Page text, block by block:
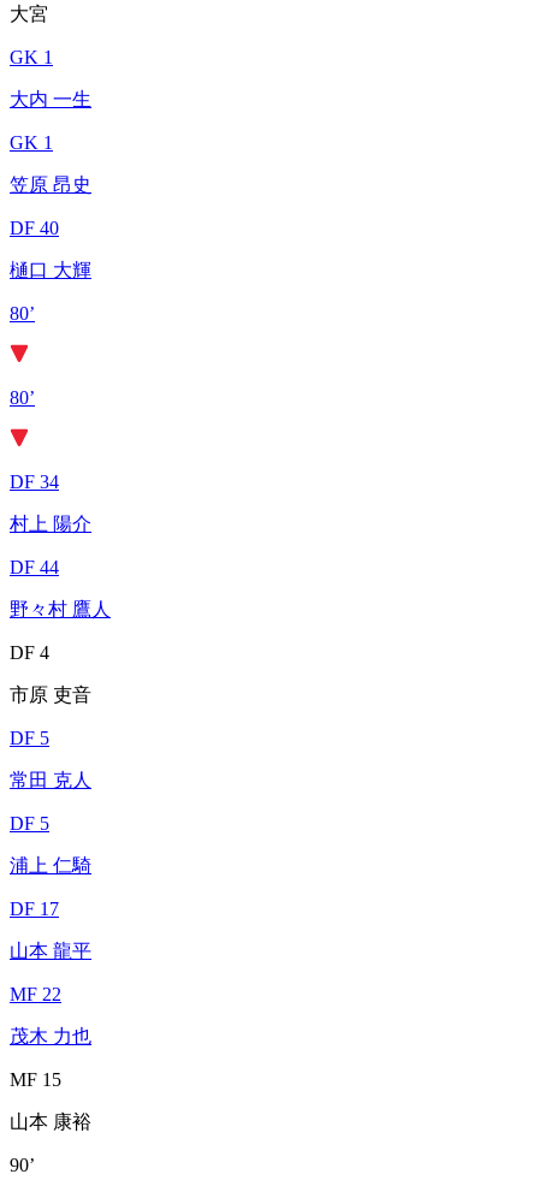
大宮
GK 1
大内 一生
GK 1
笠原 昂史
DF 40
樋口 大輝
80’
80’
DF 34
村上 陽介
DF 44
野々村 鷹人
DF 4
市原 吏音
DF 5
常田 克人
DF 5
浦上 仁騎
DF 17
山本 龍平
MF 22
茂木 力也
MF 15
山本 康裕
90’